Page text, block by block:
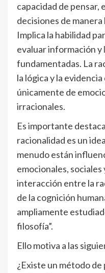
capacidad de pensar,
decisiones de manera
Implica la habilidad
evaluar información y
fundamentadas. La
la lógica y la
únicamente de
irracionales.
Es importante
racionalidad es un
menudo están
emocionales,
interacción entre la
de la cognición
ampliamente
filosofía”.
Ello motiva a las
¿Existe un método